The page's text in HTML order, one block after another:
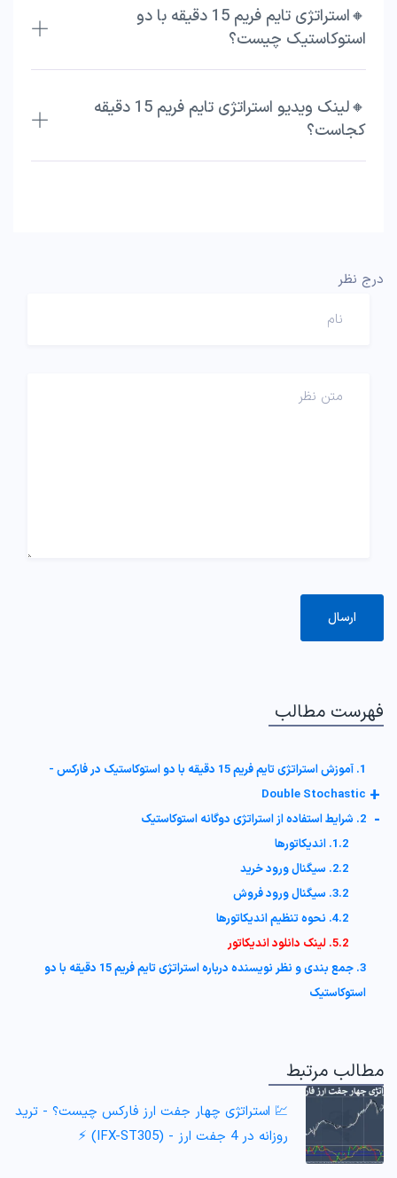
🔸استراتژی تایم فریم 15 دقیقه با دو
استوکاستیک چیست؟
🔸لینک ویدیو استراتژی تایم فریم 15 دقیقه
کجاست؟
درج نظر
فهرست مطالب
1. آموزش استراتژی تایم فریم 15 دقیقه با دو استوکاستیک در فارکس -
Double Stochastic +
2. شرایط استفاده از استراتژی دوگانه استوکاستیک -
1.2. اندیکاتورها
2.2. سیگنال ورود خرید
3.2. سیگنال ورود فروش
4.2. نحوه تنظیم اندیکاتورها
5.2. لینک دانلود اندیکاتور
3. جمع بندی و نظر نویسنده درباره استراتژی تایم فریم 15 دقیقه با دو
استوکاستیک
مطالب مرتبط
💹 استراتژی چهار جفت ارز فارکس چیست؟ - ترید
روزانه در 4 جفت ارز - (IFX-ST305) ⚡️